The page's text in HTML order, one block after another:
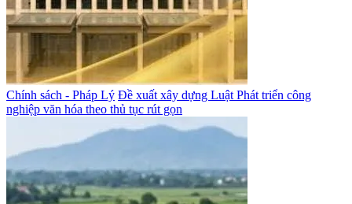
Chính sách - Pháp Lý Đề xuất xây dựng Luật Phát triển công
nghiệp văn hóa theo thủ tục rút gọn